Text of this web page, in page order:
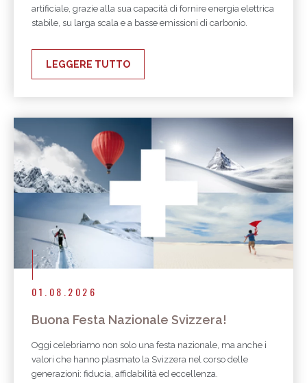
artificiale, grazie alla sua capacità di fornire energia elettrica
stabile, su larga scala e a basse emissioni di carbonio.
LEGGERE TUTTO
01.08.2026
Buona Festa Nazionale Svizzera!
Oggi celebriamo non solo una festa nazionale, ma anche i
valori che hanno plasmato la Svizzera nel corso delle
generazioni: fiducia, affidabilità ed eccellenza.